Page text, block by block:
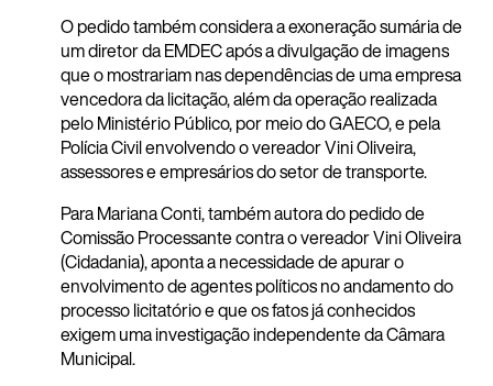
O pedido também considera a exoneração sumária de
um diretor da EMDEC após a divulgação de imagens
que o mostrariam nas dependências de uma empresa
vencedora da licitação, além da operação realizada
pelo Ministério Público, por meio do GAECO, e pela
Polícia Civil envolvendo o vereador Vini Oliveira,
assessores e empresários do setor de transporte.
Para Mariana Conti, também autora do pedido de
Comissão Processante contra o vereador Vini Oliveira
(Cidadania), aponta a necessidade de apurar o
envolvimento de agentes políticos no andamento do
processo licitatório e que os fatos já conhecidos
exigem uma investigação independente da Câmara
Municipal.